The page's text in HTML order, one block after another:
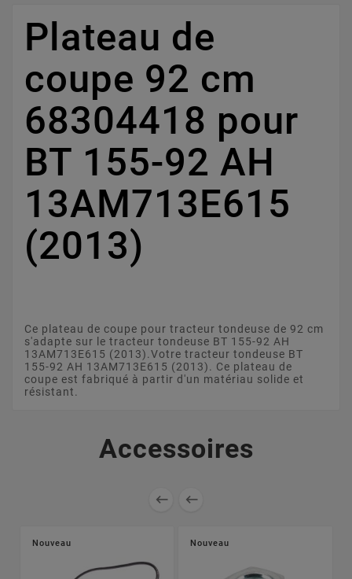
Plateau de
coupe 92 cm
68304418 pour
BT 155-92 AH
13AM713E615
(2013)
Ce plateau de coupe pour tracteur tondeuse de 92 cm
s'adapte sur le tracteur tondeuse BT 155-92 AH
13AM713E615 (2013).Votre tracteur tondeuse BT
155-92 AH 13AM713E615 (2013). Ce plateau de
coupe est fabriqué à partir d'un matériau solide et
résistant.
Accessoires
 
Nouveau Nouveau